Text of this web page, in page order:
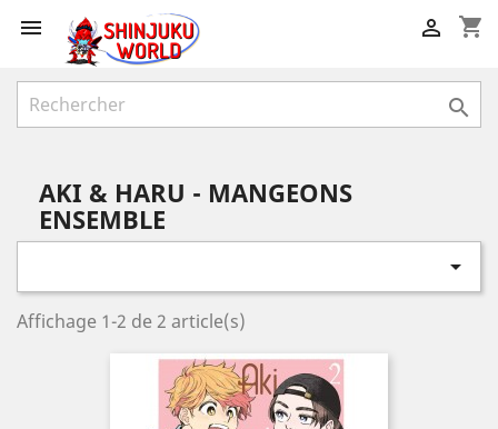
 shopping_cart


AKI & HARU - MANGEONS
ENSEMBLE

Affichage 1-2 de 2 article(s)